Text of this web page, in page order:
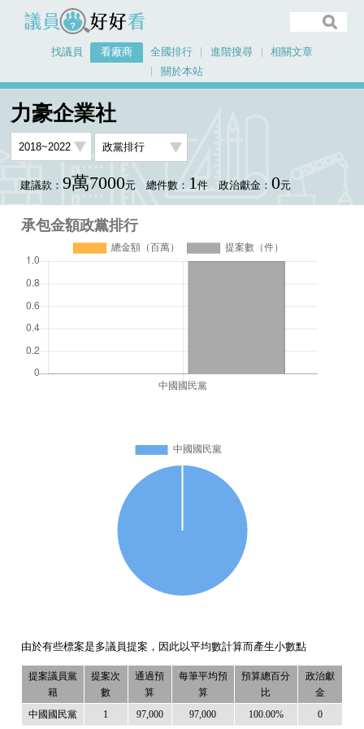
議員好好看
找議員 看廠商 全國排行 進階搜尋
相關文章
關於本站
力豪企業社
建議款： 9萬7000元 總件數： 1件 政治獻金： 0元
承包金額政黨排行
由於有些標案是多議員提案，因此以平均數計算而產生小數點
提案議員黨
籍
提案次
數
通過預
算
每筆平均預
算
預算總百分
比
政治獻
金
中國國民黨 1 97,000 97,000 100.00% 0